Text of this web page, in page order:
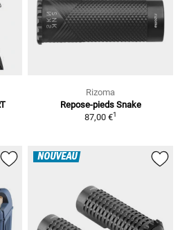
Rizoma
Repose-pieds Snake
87,00 €1
NOUVEAU